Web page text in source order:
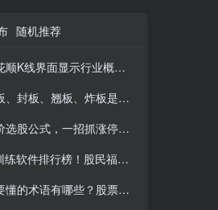
随机推荐
面显示行业概念指标代码图解
、炸板是什么意思？炒股你必须懂的暗语！
，一招抓涨停让你秒变打板高手！
！股民福利，十款专业分析工具全揭秘！
些？股票分时水上、水下是什么意思？
注册